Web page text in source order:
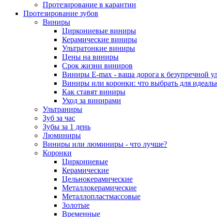
Протезирование в карантин
Протезирование зубов
Виниры
Циркониевые виниры
Керамические виниры
Ультратонкие виниры
Цены на виниры
Срок жизни виниров
Виниры E-max - ваша дорога к безупречной
Виниры или коронки: что выбрать для
Как ставят виниры
Уход за винирами
Ультраниры
Зуб за час
Зубы за 1 день
Люминиры
Виниры или люминиры - что лучше?
Коронки
Циркониевые
Керамические
Цельнокерамические
Металлокерамические
Металлопластмассовые
Золотые
Временные